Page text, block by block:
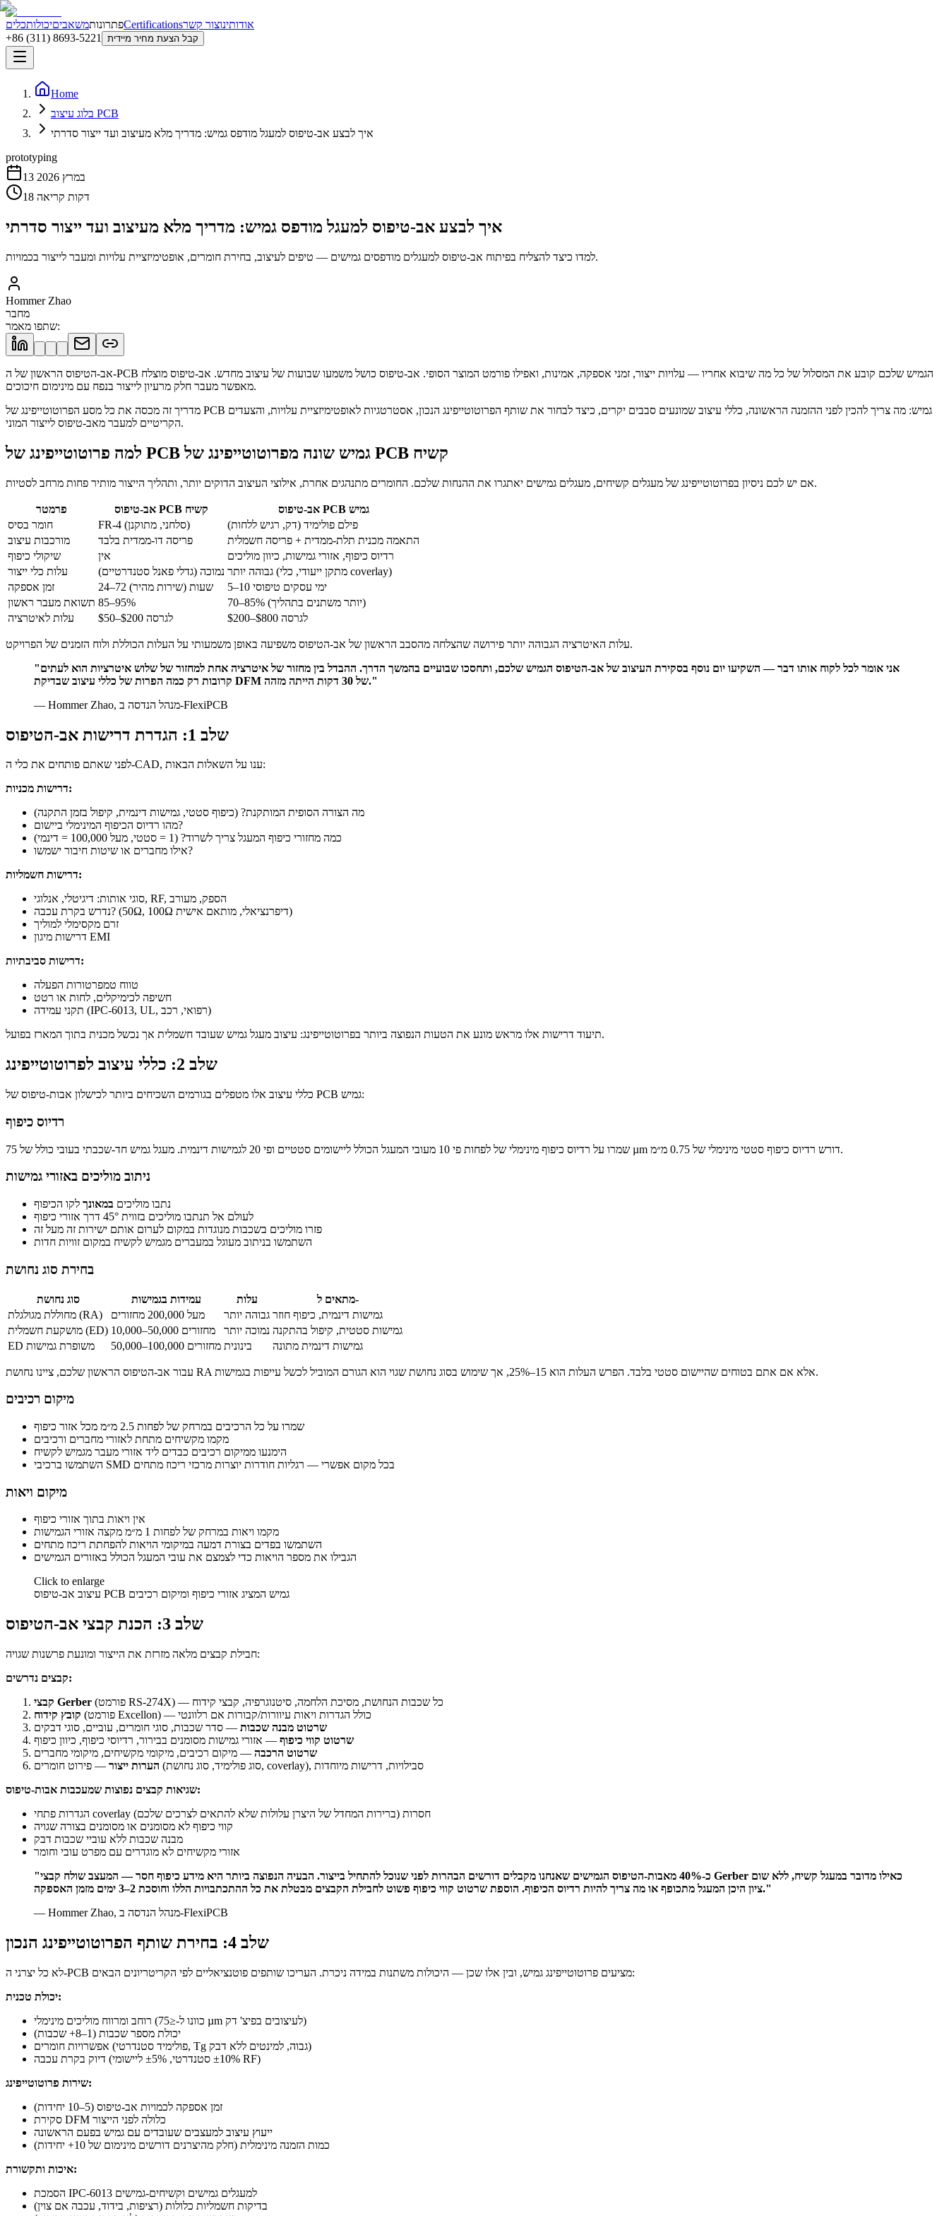
פתרונותמשאביםיכולותכלים Certifications אודותינוצור קשר
+86 (311) 8693-5221
קבל הצעת מחיר מיידית
Home
בלוג עיצוב PCB
איך לבצע אב-טיפוס למעגל מודפס גמיש: מדריך מלא מעיצוב ועד ייצור סדרתי
prototyping
13 במרץ 2026
18 דקות קריאה
איך לבצע אב-טיפוס למעגל מודפס גמיש: מדריך מלא מעיצוב ועד ייצור סדרתי
למדו כיצד להצליח בפיתוח אב-טיפוס למעגלים מודפסים גמישים — טיפים לעיצוב, בחירת חומרים, אופטימיזציית עלויות ומעבר לייצור בכמויות.
Hommer Zhao
מחבר
שתפו מאמר:
אב-הטיפוס הראשון של ה-PCB הגמיש שלכם קובע את המסלול של כל מה שיבוא אחריו — עלויות ייצור, זמני אספקה, אמינות, ואפילו פורמט המוצר הסופי. אב-טיפוס כושל משמעו שבועות של עיצוב מחדש. אב-טיפוס מוצלח
מאפשר מעבר חלק מרעיון לייצור בנפח עם מינימום חיכוכים.
מדריך זה מכסה את כל מסע הפרוטוטייפינג של PCB גמיש: מה צריך להכין לפני ההזמנה הראשונה, כללי עיצוב שמונעים סבבים יקרים, כיצד לבחור את שותף הפרוטוטייפינג הנכון, אסטרטגיות לאופטימיזציית עלויות, והצעדים
הקריטיים למעבר מאב-טיפוס לייצור המוני.
למה פרוטוטייפינג של PCB גמיש שונה מפרוטוטייפינג של PCB קשיח
אם יש לכם ניסיון בפרוטוטייפינג של מעגלים קשיחים, מעגלים גמישים יאתגרו את ההנחות שלכם. החומרים מתנהגים אחרת, אילוצי העיצוב הדוקים יותר, ותהליך הייצור מותיר פחות מרחב לסטיות.
פרמטר אב-טיפוס PCB קשיח
אב-טיפוס PCB גמיש
חומר בסיס
FR-4 (סלחני, מתוקנן)
פילם פולימיד (דק, רגיש ללחות)
מורכבות עיצוב
פריסה דו-ממדית בלבד
התאמה מכנית תלת-ממדית + פריסה חשמלית
שיקולי כיפוף
אין
רדיוס כיפוף, אזורי גמישות, כיוון מוליכים
עלות כלי ייצור
נמוכה (גדלי פאנל סטנדרטיים)
גבוהה יותר (מתקן ייעודי, כלי coverlay)
זמן אספקה
24–72 שעות (שירות מהיר)
5–10 ימי עסקים טיפוסי
תשואת מעבר ראשון 85–95%
70–85% (יותר משתנים בתהליך)
עלות לאיטרציה
$50–$200 לגרסה $200–$800 לגרסה
עלות האיטרציה הגבוהה יותר פירושה שהצלחה מהסבב הראשון של אב-הטיפוס משפיעה באופן משמעותי על העלות הכוללת ולוח הזמנים של הפרויקט.
"אני אומר לכל לקוח אותו דבר — השקיעו יום נוסף בסקירת העיצוב של אב-הטיפוס הגמיש שלכם, ותחסכו שבועיים בהמשך הדרך. ההבדל בין מחזור של איטרציה אחת למחזור של שלוש איטרציות הוא לעתים
קרובות רק כמה הפרות של כללי עיצוב שבדיקת DFM של 30 דקות הייתה מזהה."
— Hommer Zhao, מנהל הנדסה ב-FlexiPCB
שלב 1: הגדרת דרישות אב-הטיפוס
לפני שאתם פותחים את כלי ה-CAD, ענו על השאלות הבאות:
דרישות מכניות:
מה הצורה הסופית המותקנת? (כיפוף סטטי, גמישות דינמית, קיפול בזמן התקנה)
מהו רדיוס הכיפוף המינימלי ביישום?
כמה מחזורי כיפוף המעגל צריך לשרוד? (1 = סטטי, מעל 100,000 = דינמי)
אילו מחברים או שיטות חיבור ישמשו?
דרישות חשמליות:
סוגי אותות: דיגיטלי, אנלוגי, RF, הספק, מעורב
נדרש בקרת עכבה? (50Ω, 100Ω דיפרנציאלי, מותאם אישית)
זרם מקסימלי למוליך
דרישות מיגון EMI
דרישות סביבתיות:
טווח טמפרטורות הפעלה
חשיפה לכימיקלים, לחות או רטט
תקני עמידה (IPC-6013, UL, רפואי, רכב)
תיעוד דרישות אלו מראש מונע את הטעות הנפוצה ביותר בפרוטוטייפינג: עיצוב מעגל גמיש שעובד חשמלית אך נכשל מכנית בתוך המארז בפועל.
שלב 2: כללי עיצוב לפרוטוטייפינג
כללי עיצוב אלו מטפלים בגורמים השכיחים ביותר לכישלון אבות-טיפוס של PCB גמיש:
רדיוס כיפוף
שמרו על רדיוס כיפוף מינימלי של לפחות פי 10 מעובי המעגל הכולל ליישומים סטטיים ופי 20 לגמישות דינמית. מעגל גמיש חד-שכבתי בעובי כולל של 75 µm דורש רדיוס כיפוף סטטי מינימלי של 0.75 מ״מ.
ניתוב מוליכים באזורי גמישות
נתבו מוליכים במאונך לקו הכיפוף
לעולם אל תנתבו מוליכים בזווית 45° דרך אזורי כיפוף
פזרו מוליכים בשכבות מנוגדות במקום לערום אותם ישירות זה מעל זה
השתמשו בניתוב מעוגל במעברים מגמיש לקשיח במקום זוויות חדות
בחירת סוג נחושת
סוג נחושת עמידות בגמישות עלות
מתאים ל-
מחוללת מגולגלת (RA)
מעל 200,000 מחזורים גבוהה יותר גמישות דינמית, כיפוף חוזר
מושקעת חשמלית (ED)
10,000–50,000 מחזורים נמוכה יותר גמישות סטטית, קיפול בהתקנה
ED משופרת גמישות
50,000–100,000 מחזורים בינונית גמישות דינמית מתונה
עבור אב-הטיפוס הראשון שלכם, ציינו נחושת RA אלא אם אתם בטוחים שהיישום סטטי בלבד. הפרש העלות הוא 15–25%, אך שימוש בסוג נחושת שגוי הוא הגורם המוביל לכשל עייפות בגמישות.
מיקום רכיבים
שמרו על כל הרכיבים במרחק של לפחות 2.5 מ״מ מכל אזור כיפוף
מקמו מקשיחים מתחת לאזורי מחברים ורכיבים
הימנעו ממיקום רכיבים כבדים ליד אזורי מעבר מגמיש לקשיח
השתמשו ברכיבי SMD בכל מקום אפשרי — רגליות חודרות יוצרות מרכזי ריכוז מתחים
מיקום ויאות
אין ויאות בתוך אזורי כיפוף
מקמו ויאות במרחק של לפחות 1 מ״מ מקצה אזורי הגמישות
השתמשו בפדים בצורת דמעה במיקומי הויאות להפחתת ריכוז מתחים
הגבילו את מספר הויאות כדי לצמצם את עובי המעגל הכולל באזורים הגמישים
Click to enlarge
עיצוב אב-טיפוס PCB גמיש המציג אזורי כיפוף ומיקום רכיבים
שלב 3: הכנת קבצי אב-הטיפוס
חבילת קבצים מלאה מזרזת את הייצור ומונעת פרשנות שגויה:
קבצים נדרשים:
קבצי Gerber
(פורמט RS-274X) — כל שכבות הנחושת, מסיכת הלחמה, סיטנוגרפיה, קבצי קידוח
קובץ קידוח
(פורמט Excellon) — כולל הגדרות ויאות עיוורות/קבורות אם רלוונטי
שרטוט מבנה שכבות — סדר שכבות, סוגי חומרים, עוביים, סוגי דבקים
שרטוט קווי כיפוף — אזורי גמישות מסומנים בבירור, רדיוסי כיפוף, כיוון כיפוף
שרטוט הרכבה — מיקום רכיבים, מיקומי מקשיחים, מיקומי מחברים
הערות ייצור
— פירוט חומרים (סוג פולימיד, סוג נחושת, coverlay), סבילויות, דרישות מיוחדות
שגיאות קבצים נפוצות שמעכבות אבות-טיפוס:
הגדרות פתחי coverlay חסרות (ברירות המחדל של היצרן עלולות שלא להתאים לצרכים שלכם)
קווי כיפוף לא מסומנים או מסומנים בצורה שגויה
מבנה שכבות ללא עוביי שכבות דבק
אזורי מקשיחים לא מוגדרים עם מפרט עובי וחומר
"כ-40% מאבות-הטיפוס הגמישים שאנחנו מקבלים דורשים הבהרות לפני שנוכל להתחיל בייצור. הבעיה הנפוצה ביותר היא מידע כיפוף חסר — המעצב שולח קבצי Gerber כאילו מדובר במעגל קשיח, ללא שום
ציון היכן המעגל מתכופף או מה צריך להיות רדיוס הכיפוף. הוספת שרטוט קווי כיפוף פשוט לחבילת הקבצים מבטלת את כל ההתכתבויות הללו וחוסכת 2–3 ימים מזמן האספקה."
— Hommer Zhao, מנהל הנדסה ב-FlexiPCB
שלב 4: בחירת שותף הפרוטוטייפינג הנכון
לא כל יצרני ה-PCB מציעים פרוטוטייפינג גמיש, ובין אלו שכן — היכולות משתנות במידה ניכרת. העריכו שותפים פוטנציאליים לפי הקריטריונים הבאים:
יכולת טכנית:
רוחב ומרווח מוליכים מינימלי (כוונו ל-≤75 µm לעיצובים בפיצ' דק)
יכולת מספר שכבות (1–8+ שכבות)
אפשרויות חומרים (פולימיד סטנדרטי, Tg גבוה, למינטים ללא דבק)
דיוק בקרת עכבה (±10% סטנדרטי, ±5% ליישומי RF)
שירות פרוטוטייפינג:
זמן אספקה לכמויות אב-טיפוס (5–10 יחידות)
סקירת DFM כלולה לפני הייצור
ייעוץ עיצוב למעצבים שעובדים עם גמיש בפעם הראשונה
כמות הזמנה מינימלית (חלק מהיצרנים דורשים מינימום של 10+ יחידות)
איכות ותקשורת:
הסמכת IPC-6013 למעגלים גמישים וקשיחים-גמישים
בדיקות חשמליות כלולות (רציפות, בידוד, עכבה אם צוין)